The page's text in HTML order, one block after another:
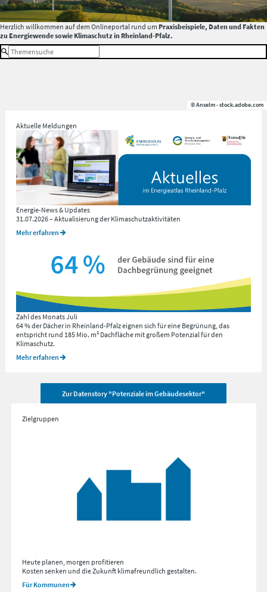
© Anselm - stock.adobe.com
Herzlich willkommen auf dem Onlineportal rund um Praxisbeispiele, Daten und Fakten
zu Energiewende sowie Klimaschutz in Rheinland-Pfalz.
Aktuelle Meldungen
Energie-News & Updates
31.07.2026 – Aktualisierung der Klimaschutzaktivitäten
Mehr erfahren
Zahl des Monats Juli
64 % der Dächer in Rheinland-Pfalz eignen sich für eine Begrünung, das
entspricht rund 185 Mio. m² Dachfläche mit großem Potenzial für den
Klimaschutz.
Mehr erfahren
Zur Datenstory "Potenziale im Gebäudesektor"
Zielgruppen
Heute planen, morgen profitieren
Kosten senken und die Zukunft klimafreundlich gestalten.
Für Kommunen